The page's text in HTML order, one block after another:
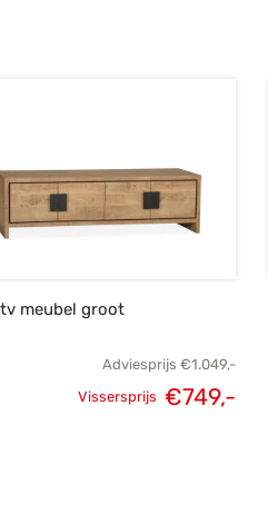
meubel groot
Adviesprijs €1.049,-
Vissersprijs €749,-